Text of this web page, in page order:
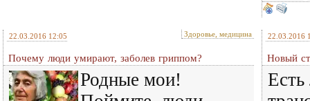
22.03.2016 12:05 Здоровье, медицина
Почему люди умирают, заболев гриппом?
Родные мои!
22.03.2016
Новый
Есть